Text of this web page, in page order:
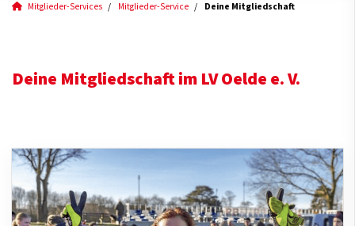
Mitglieder-Services Mitglieder-Service Deine Mitgliedschaft
Deine Mitgliedschaft im LV Oelde e. V.